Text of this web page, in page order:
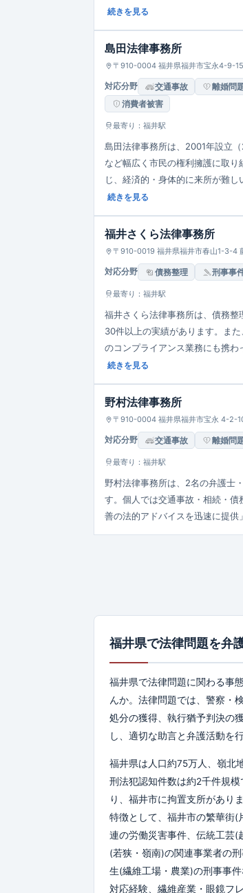
人問題など幅広い分野にも対応
続きを見る
島田法律事務所
〒910-0004 福井県福井市宝永4-9-
対応分野 交通事故 離婚問
消費者被害
最寄り：福井駅
島田法律事務所は、2001年設立
など幅広く市民の権利擁護に取
じ、経済的・身体的に来所が難
を定める」姿勢を掲げています。
続きを見る
福井さくら法律事務所
〒910-0019 福井県福井市春山1-3-4
対応分野 債務整理 刑事事
最寄り：福井駅
福井さくら法律事務所は、債務
30件以上の実績があります。ま
のコンプライアンス業務にも携
います。
続きを見る
野村法律事務所
〒910-0004 福井県福井市宝永 4-2-
対応分野 交通事故 離婚問
最寄り：福井駅
野村法律事務所は、2名の弁護士
す。個人では交通事故・相続・
善の法的アドバイスを迅速に提供
福井県で法律問題を弁
福井県で法律問題に関わる事
んか。法律問題では、警察・
処分の獲得、執行猶予判決の
し、適切な助言と弁護活動を
福井県は人口約75万人、嶺北
刑法犯認知件数は約2千件規
り、福井市に拘置支所があり
特徴として、福井市の繁華街(
連の労働災害事件、伝統工芸(
(若狭・嶺南)の関連事業者の
生(繊維工場・農業)の刑事事
対応経験、繊維産業・眼鏡フ